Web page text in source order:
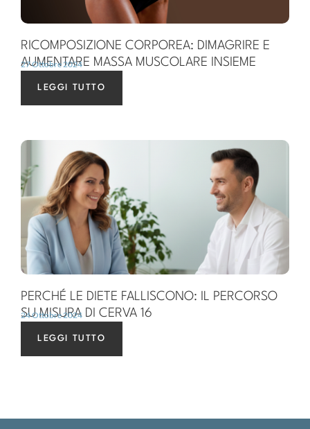
RICOMPOSIZIONE CORPOREA: DIMAGRIRE E
AUMENTARE MASSA MUSCOLARE INSIEME
27 Ottobre 2024
LEGGI TUTTO
PERCHÉ LE DIETE FALLISCONO: IL PERCORSO
SU MISURA DI CERVA 16
24 Ottobre 2024
LEGGI TUTTO